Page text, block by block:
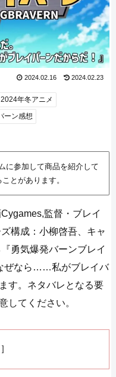
2024.02.16 2024.02.23
2024年冬アニメ
ーン感想
に参加して商品を紹介して
とがあります。
監督・ブレイ
ズ構成：小柳啓吾、キャ
勇気爆発バーンブレイ
ぜなら……私がブレイバ
す。ネタバレとなる要
してください。